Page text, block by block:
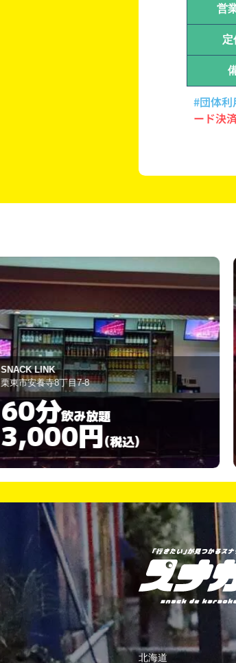
営
定
#団体利
ード決
ラウンジ 一華
野洲市北野一丁目9-18
60分
3,000円 (
北海道